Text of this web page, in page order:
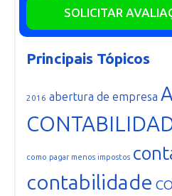
SOLICITAR
Principais Tópicos
2016 abertura de empresa
como pagar menos impostos
contabilidade